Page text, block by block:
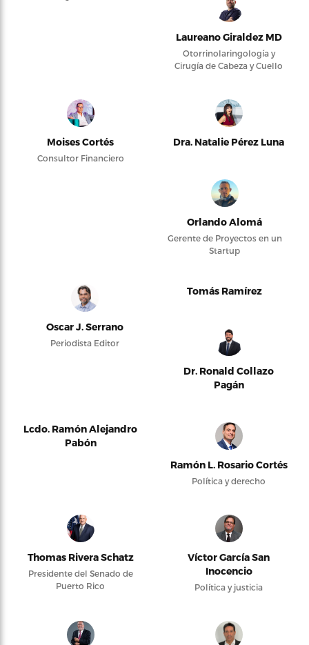
Laureano Giraldez MD
Otorrinolaringología y
Cirugía de Cabeza y Cuello
Moises Cortés
Consultor Financiero
Dra. Natalie Pérez Luna
Orlando Alomá
Gerente de Proyectos en un
Startup
Oscar J. Serrano
Periodista Editor
Tomás Ramírez
Dr. Ronald Collazo
Pagán
Lcdo. Ramón Alejandro
Pabón
Ramón L. Rosario Cortés
Política y derecho
Thomas Rivera Schatz
Presidente del Senado de
Puerto Rico
Víctor García San
Inocencio
Política y justicia